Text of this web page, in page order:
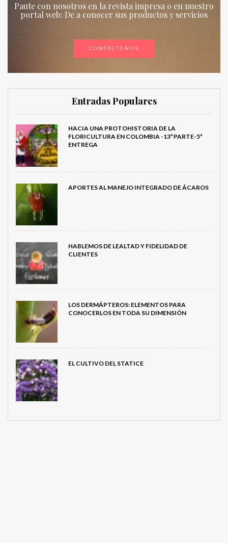
Paute con nosotros en la revista impresa o en nuestro
portal web: De a conocer sus productos y servicios
CONTÁCTENOS
Entradas Populares
HACIA UNA PROTOHISTORIA DE LA
FLORICULTURA EN COLOMBIA -13ª PARTE-5ª
ENTREGA
APORTES AL MANEJO INTEGRADO DE ÁCAROS
HABLEMOS DE LEALTAD Y FIDELIDAD DE
CLIENTES
LOS DERMÁPTEROS: ELEMENTOS PARA
CONOCERLOS EN TODA SU DIMENSIÓN
EL CULTIVO DEL STATICE